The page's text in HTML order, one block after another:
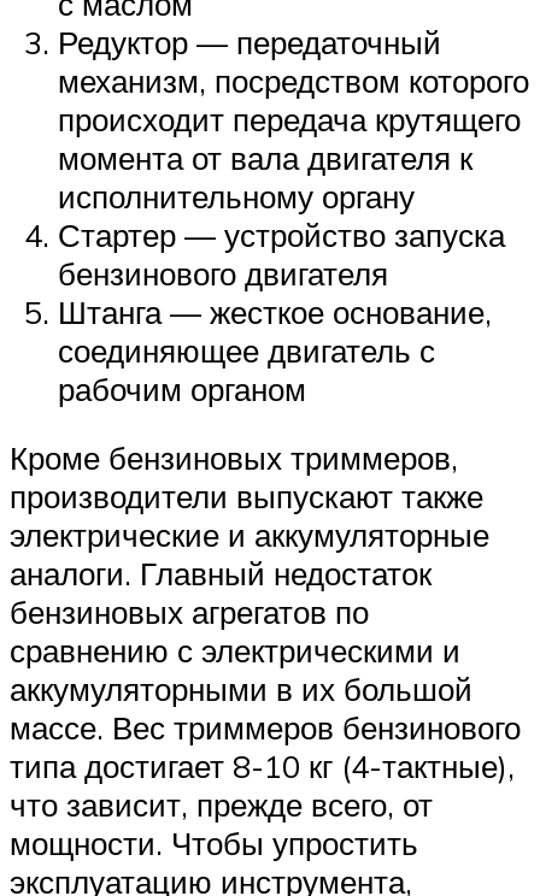
Редуктор — передаточный
механизм, посредством которого
происходит передача крутящего
момента от вала двигателя к
исполнительному органу
Стартер — устройство запуска
бензинового двигателя
Штанга — жесткое основание,
соединяющее двигатель с
рабочим органом
Кроме бензиновых триммеров,
производители выпускают также
электрические и аккумуляторные
аналоги. Главный недостаток
бензиновых агрегатов по
сравнению с электрическими и
аккумуляторными в их большой
массе. Вес триммеров бензинового
типа достигает 8-10 кг (4-тактные),
что зависит, прежде всего, от
мощности. Чтобы упростить
эксплуатацию инструмента,